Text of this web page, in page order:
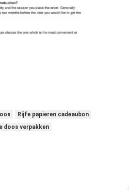
Rijfe papieren cadeaubon
doos verpakken